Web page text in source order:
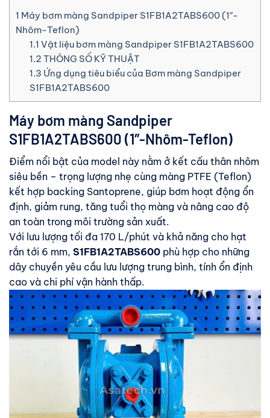
1 Máy bơm màng Sandpiper S1FB1A2TABS600 (1″-
Nhôm-Teflon)
1.1 Vật liệu bơm màng Sandpiper S1FB1A2TABS600
1.2 THÔNG SỐ KỸ THUẬT
1.3 Ứng dụng tiêu biểu của Bơm màng Sandpiper
S1FB1A2TABS600
Máy bơm màng Sandpiper
S1FB1A2TABS600 (1″-Nhôm-Teflon)
Điểm nổi bật của model này nằm ở kết cấu thân nhôm
siêu bền – trọng lượng nhẹ cùng màng PTFE (Teflon)
kết hợp backing Santoprene, giúp bơm hoạt động ổn
định, giảm rung, tăng tuổi thọ màng và nâng cao độ
an toàn trong môi trường sản xuất.
Với lưu lượng tối đa 170 L/phút và khả năng cho hạt
rắn tới 6 mm, S1FB1A2TABS600 phù hợp cho những
dây chuyền yêu cầu lưu lượng trung bình, tính ổn định
cao và chi phí vận hành thấp.